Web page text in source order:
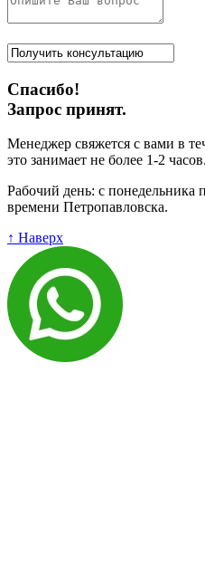
Спасибо!
Запрос принят.
Менеджер свяжется с вами в
это занимает не более 1-2 часов.
Рабочий день: с понедельника
времени Петропавловска.
↑ Наверх